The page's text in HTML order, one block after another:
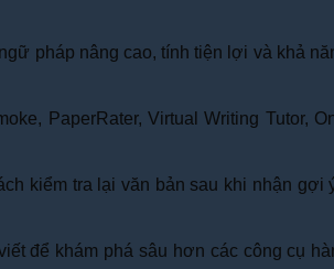
pháp nâng cao, tính tiện lợi và khả
PaperRater, Virtual Writing Tutor,
kiểm tra lại văn bản sau khi nhận
để khám phá sâu hơn các công cụ